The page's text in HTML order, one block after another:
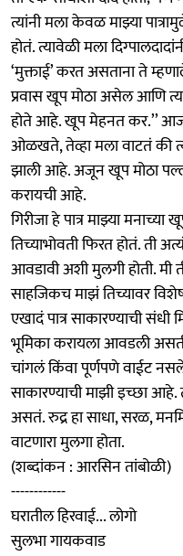
त्यांनी मला केवळ माझ्या
होतं. त्यावेळी मला
‘मुक्ताई’ करत असताना ते
प्रवास खूप मोठा असेल आणि
होते आहे. खूप मेहनत कर.’’ आज
ओळखते, तेव्हा मला वाटतं की
झाली आहे. अजून खूप मोठा
करायची आहे.
गिरीजा हे पात्र माझ्या
तिच्याभोवती फिरत होतं. ती
आवडावी अशी मुलगी होती.
साहजिकच माझं तिच्यावर
एखादं पात्र साकारण्याची संधी
भूमिका करायला आवडली
चांगलं किंवा पूर्णपणे वाईट
साकारण्याची माझी इच्छा आहे.
असतं. रुद्र हा साधा, सरळ,
वाटणारा मुलगा होता.
(शब्दांकन : आरसिन तांबोळी)
------------
घरातील हिरवाई... लोगो
सुलभा गायकवाड